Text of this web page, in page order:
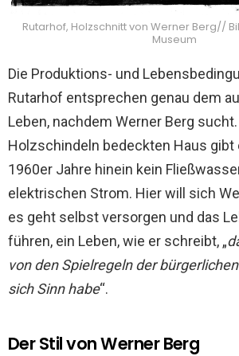
Rutarhof, Holzschnitt von Werner Berg//
Museum
Die Produktions- und
Rutarhof entsprechen genau dem
Leben, nachdem Werner Berg
Holzschindeln bedeckten Haus gibt
1960er Jahre hinein kein
elektrischen Strom. Hier will sich
es geht selbst versorgen und das
führen, ein Leben, wie er schreibt, „
von den Spielregeln der
sich Sinn habe“.
Der Stil von Werner Berg